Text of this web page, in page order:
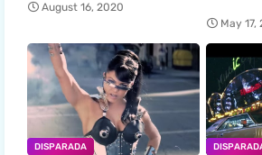
August 16, 2020
May 17,
DISPARADA